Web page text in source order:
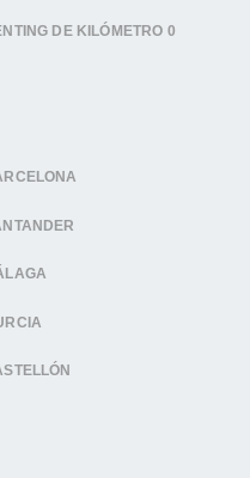
DE KILÓMETRO 0